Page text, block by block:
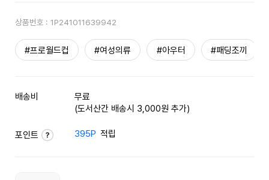
상품번호 : 1P241011639942
#프로월드컵 #여성의류 #아우터 #패딩조끼
배송비
무료
(도서산간 배송시 3,000원 추가)
포인트 395P 적립